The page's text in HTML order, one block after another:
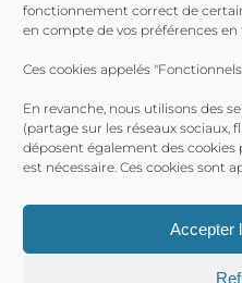
fonctionnement correct de
en compte de vos préférences
Ces cookies appelés
En revanche, nous utilisons des
(partage sur les réseaux sociaux,
déposent également des
est nécessaire. Ces cookies sont
Accepter
Toulon Provence
La Seyne-sur-Mer Ville de